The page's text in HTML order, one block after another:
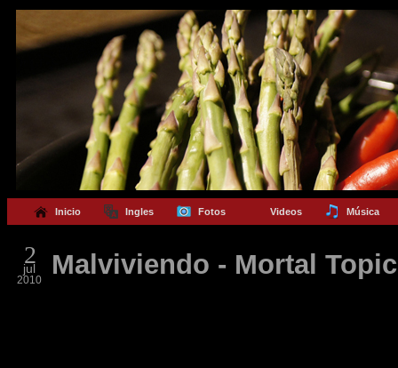
Inicio Ingles Fotos Videos Música
2
jul
2010 Malviviendo - Mortal Topic